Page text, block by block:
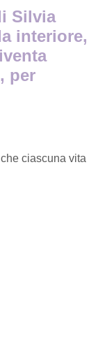
Silvia
interiore,
per
ciascuna vita